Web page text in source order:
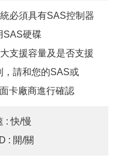
必須具有SAS控制器
SAS硬碟
支援容量及是否支援
，請和您的SAS或
卡廠商進行確認
: 快/慢
: 開/關